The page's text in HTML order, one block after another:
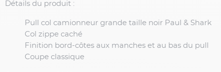
Détails du produit :
Pull col camionneur grande taille noir Paul & Shark
Col zippe caché
Finition bord-côtes aux manches et au bas du pull
Coupe classique